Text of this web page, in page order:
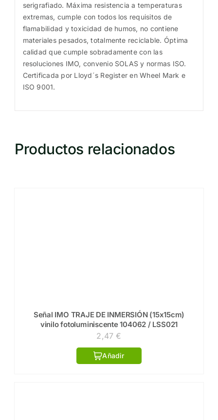
MES005
cantidad
serigrafiado. Máxima resistencia a temperaturas
extremas, cumple con todos los requisitos de
flamabilidad y toxicidad de humos, no contiene
materiales pesados, totalmente reciclable. Óptima
calidad que cumple sobradamente con las
resoluciones IMO, convenio SOLAS y normas ISO.
Certificada por Lloyd´s Register en Wheel Mark e
ISO 9001.
Productos relacionados
Señal IMO TRAJE DE INMERSIÓN (15x15cm)
vinilo fotoluminiscente 104062 / LSS021
2,47€
Añadir